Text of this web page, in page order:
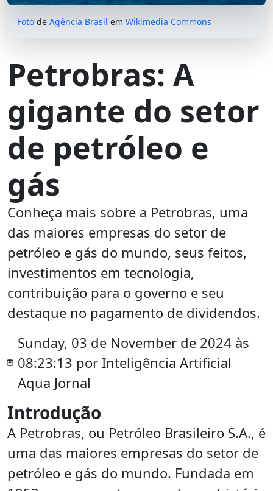
Foto de Agência Brasil em Wikimedia Commons
Petrobras: A
gigante do setor
de petróleo e
gás
Conheça mais sobre a Petrobras, uma
das maiores empresas do setor de
petróleo e gás do mundo, seus feitos,
investimentos em tecnologia,
contribuição para o governo e seu
destaque no pagamento de dividendos.
Sunday, 03 de November de 2024 às
08:23:13 por Inteligência Artificial
Aqua Jornal
Introdução
A Petrobras, ou Petróleo Brasileiro S.A., é
uma das maiores empresas do setor de
petróleo e gás do mundo. Fundada em